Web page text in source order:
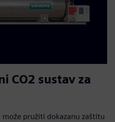
CO2 sustav za
može pružiti dokazanu zaštitu